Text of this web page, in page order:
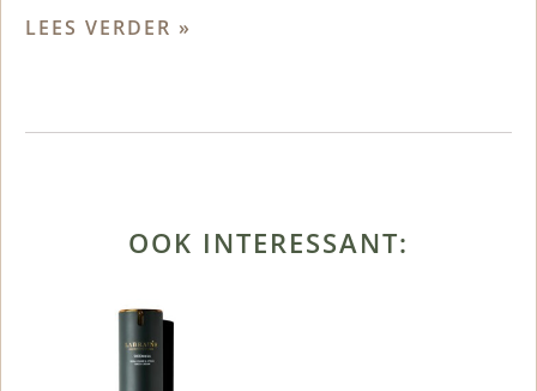
LEES VERDER »
OOK INTERESSANT: